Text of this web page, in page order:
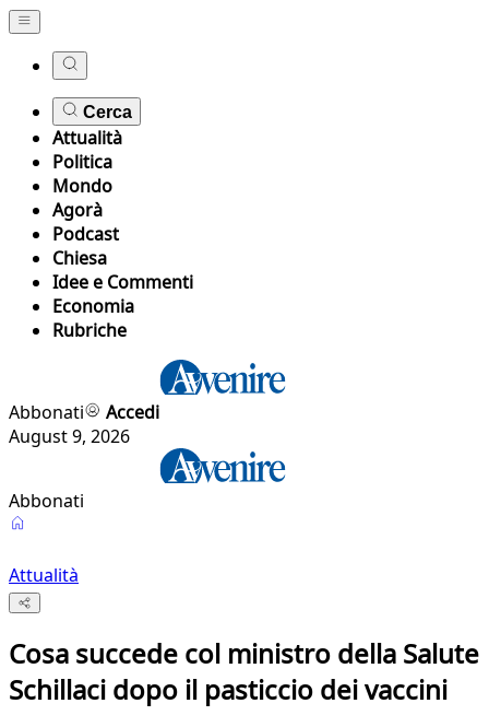
Cerca
Attualità
Politica
Mondo
Agorà
Podcast
Chiesa
Idee e Commenti
Economia
Rubriche
Abbonati
Accedi
August 9, 2026
Abbonati
Attualità
Cosa succede col ministro della Salute
Schillaci dopo il pasticcio dei vaccini